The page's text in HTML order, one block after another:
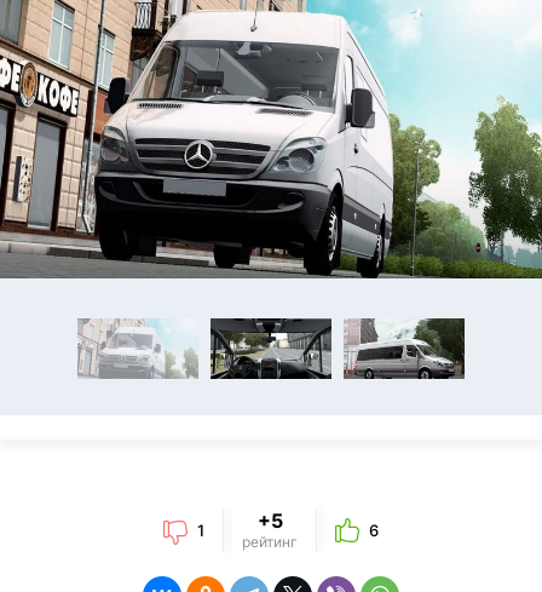
1 +5
рейтинг
6